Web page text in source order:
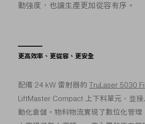
動強度，也讓生產更加從容有序。
更高效率、更從容、更安全
配備 24 kW 雷射器的TruLaser 5030
LiftMaster Compact 上下料單元，並接
動化倉儲。物料物流實現了數位化管理